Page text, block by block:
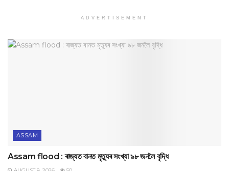
ADVERTISEMENT
ASSAM
Assam flood : ৰাজ্যত বানত মৃত্যুৰ সংখ্যা ৯৮ জনলৈ বৃদ্ধি